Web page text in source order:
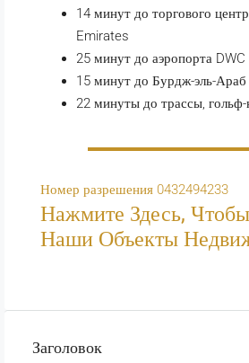
14 минут до торгового
Emirates
25 минут до аэропорта DWC
15 минут до Бурдж-эль-Араб
22 минуты до трассы,
Номер разрешения 0432494233
Нажмите Здесь,
Наши Объекты
Заголовок